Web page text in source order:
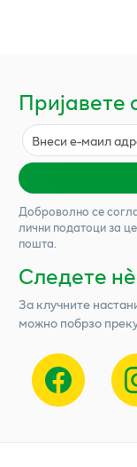
Пријавете
Доброволно се
лични податоци за
пошта.
Следете нѐ
За клучните
можно побрзо